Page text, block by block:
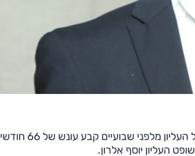
מנגד, מערכת המשפט מתחילה
העליון יוסף אלרון.